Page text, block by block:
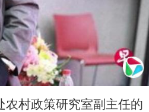
农村政策研究室副主任的